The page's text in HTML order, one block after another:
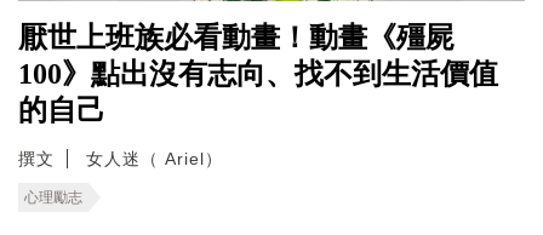
厭世上班族必看動畫！動畫《殭屍
100》點出沒有志向、找不到生活價值
的自己
撰文 女人迷（ Ariel）
心理勵志